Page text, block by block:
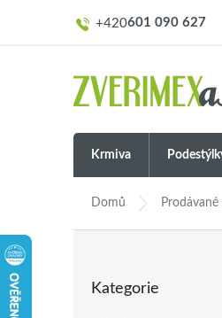
601 090 627
Krmiva
Domů
kategorie
Kategorie